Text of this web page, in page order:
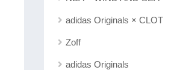
adidas Originals × CLOT
Zoff
adidas Originals